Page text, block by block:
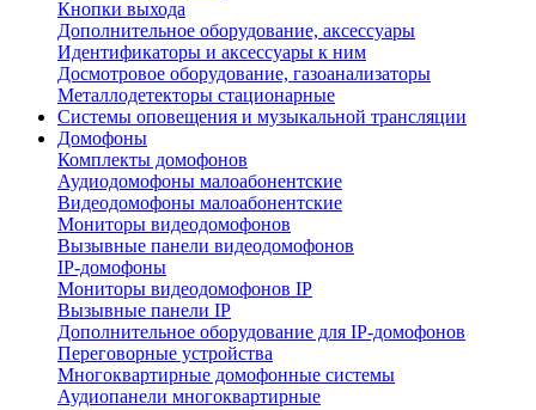
Кнопки выхода
Дополнительное оборудование, аксессуары
Идентификаторы и аксессуары к ним
Досмотровое оборудование, газоанализаторы
Металлодетекторы стационарные
Системы оповещения и музыкальной трансляции
Домофоны
Комплекты домофонов
Аудиодомофоны малоабонентские
Видеодомофоны малоабонентские
Мониторы видеодомофонов
Вызывные панели видеодомофонов
IP-домофоны
Мониторы видеодомофонов IP
Вызывные панели IP
Дополнительное оборудование для IP-домофонов
Переговорные устройства
Многоквартирные домофонные системы
Аудиопанели многоквартирные